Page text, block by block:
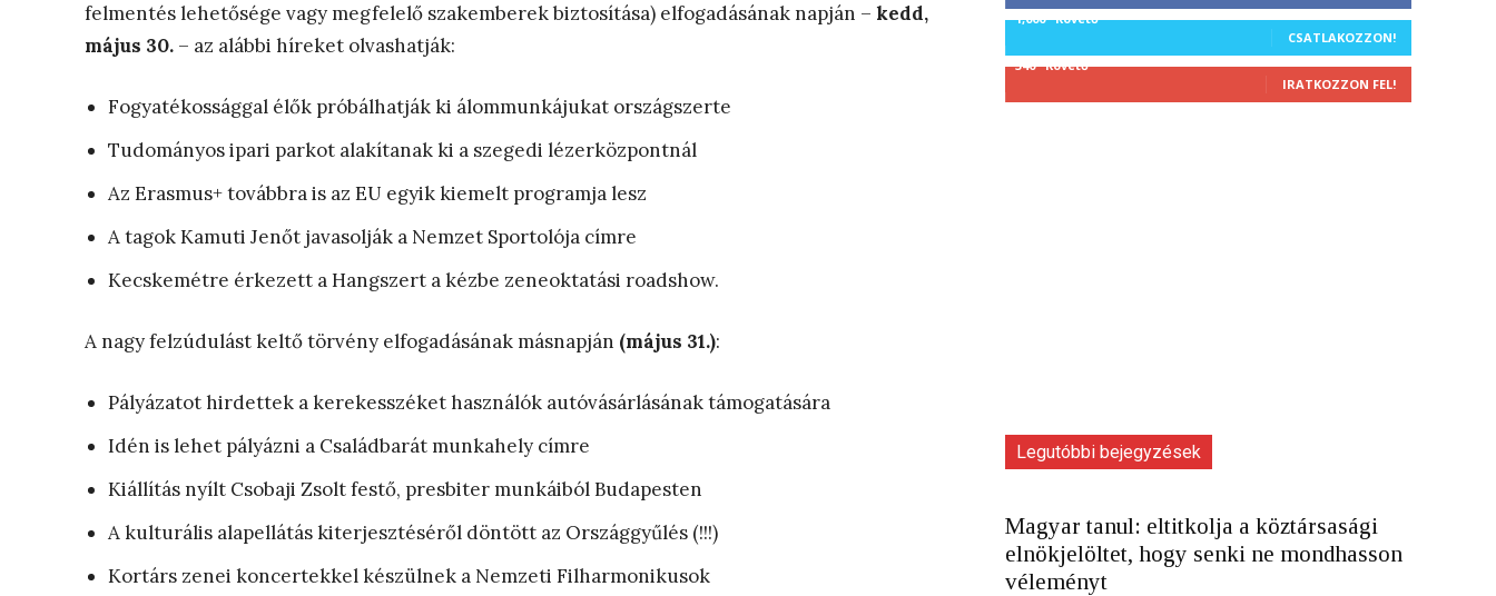
felmentés lehetősége vagy megfelelő szakemberek biztosítása) elfogadásának napján – kedd,
május 30. – az alábbi híreket olvashatják:
Fogyatékossággal élők próbálhatják ki álommunkájukat országszerte
Tudományos ipari parkot alakítanak ki a szegedi lézerközpontnál
Az Erasmus+ továbbra is az EU egyik kiemelt programja lesz
A tagok Kamuti Jenőt javasolják a Nemzet Sportolója címre
Kecskemétre érkezett a Hangszert a kézbe zeneoktatási roadshow.
A nagy felzúdulást keltő törvény elfogadásának másnapján (május 31.):
Pályázatot hirdettek a kerekesszéket használók autóvásárlásának támogatására
Idén is lehet pályázni a Családbarát munkahely címre
Kiállítás nyílt Csobaji Zsolt festő, presbiter munkáiból Budapesten
A kulturális alapellátás kiterjesztéséről döntött az Országgyűlés (!!!)
Kortárs zenei koncertekkel készülnek a Nemzeti Filharmonikusok
1,000 Követő
CSATLAKOZZON!
340 Követő
IRATKOZZON FEL!
Legutóbbi bejegyzések
Magyar tanul: eltitkolja a köztársasági
elnökjelöltet, hogy senki ne mondhasson
véleményt